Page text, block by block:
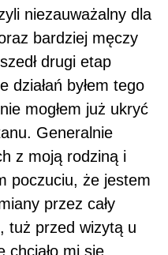
niezauważalny dla
bardziej męczy
drugi etap
działań byłem tego
mogłem już ukryć
Generalnie
z moją rodziną i
poczuciu, że jestem
przez cały
tuż przed wizytą u
chciało mi się